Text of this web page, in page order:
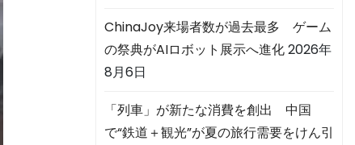
ChinaJoy来場者数が過去最多 ゲーム
の祭典がAIロボット展示へ進化2026年
8月6日
「列車」が新たな消費を創出 中国
で“鉄道＋観光”が夏の旅行需要をけん引